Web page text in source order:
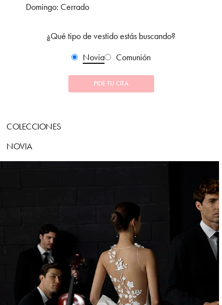
Domingo: Cerrado
¿Qué tipo de vestido estás buscando?
Novia
Comunión
PIDE TU CITA
COLECCIONES
NOVIA